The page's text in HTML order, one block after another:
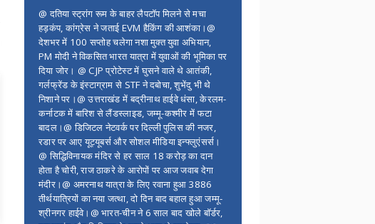
@ दतिया स्ट्रांग रूम के बाहर लैपटॉप मिलने से मचा
हड़कंप, कांग्रेस ने जताई EVM हैकिंग की आशंका।@
देशभर में 100 सप्ताेह चलेगा नशा मुक्त युवा अभियान,
PM मोदी ने विकसित भारत यात्रा में युवाओं की भूमिका पर
दिया जोर। @ CJP प्रोटेस्ट में घुसने वाले थे आतंकी,
गर्लफ्रेंड के इंस्टाग्राम से STF ने दबोचा, शुभेंदु भी थे
निशाने पर।@ उत्तराखंड में बद्रीनाथ हाईवे धंसा, केरलम-
कर्नाटक में बारिश से लैंडस्लाइड, जम्मू-कश्मीर में फटा
बादल।@ डिजिटल नेटवर्क पर दिल्ली पुलिस की नजर,
रडार पर आए यूट्यूबर्स और सोशल मीडिया इन्फ्लुएंसर्स।
@ सिद्धिविनायक मंदिर से हर साल 18 करोड़ का दान
होता है चोरी, राज ठाकरे के आरोपों पर आज जवाब देगा
मंदीर।@ अमरनाथ यात्रा के लिए रवाना हुआ 3886
तीर्थयात्रियों का नया जत्था, दो दिन बाद बहाल हुआ जम्मू-
श्रीनगर हाईवे।@ भारत-चीन ने 6 साल बाद खोले बॉर्डर,